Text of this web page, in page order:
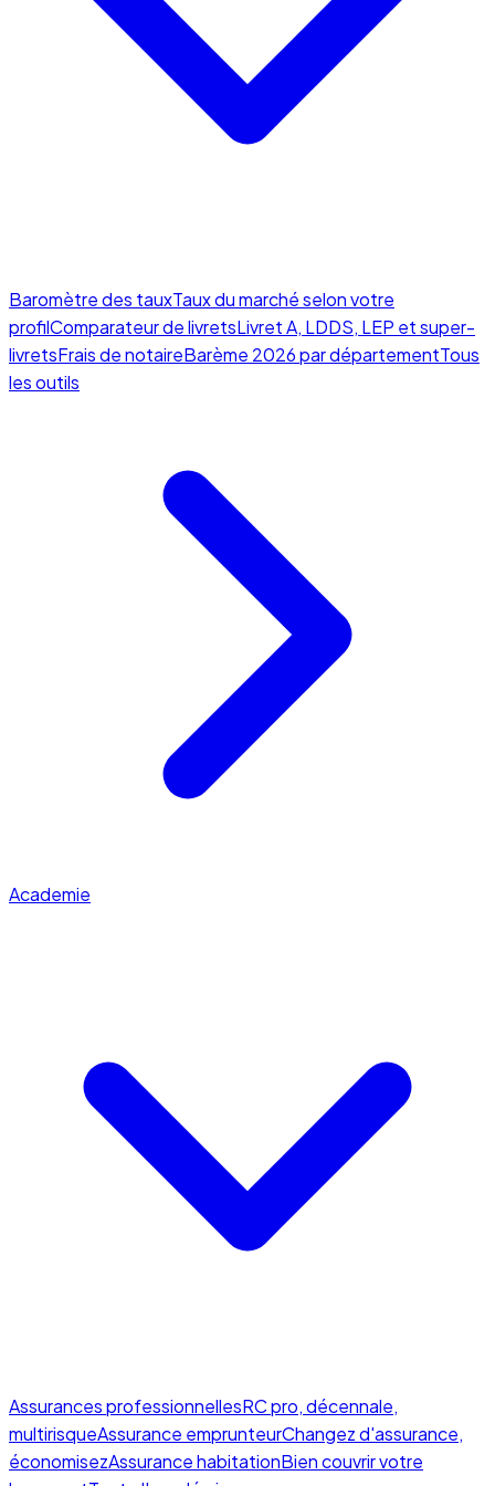
Baromètre des tauxTaux du marché selon votre
profilComparateur de livretsLivret A, LDDS, LEP et super-
livretsFrais de notaireBarème 2026 par départementTous
les outils
Academie
Assurances professionnellesRC pro, décennale,
multirisqueAssurance emprunteurChangez d'assurance,
économisezAssurance habitationBien couvrir votre